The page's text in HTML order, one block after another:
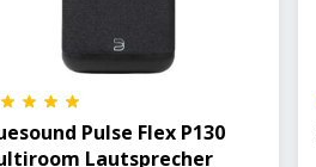
Pulse Flex P130
Lautsprecher